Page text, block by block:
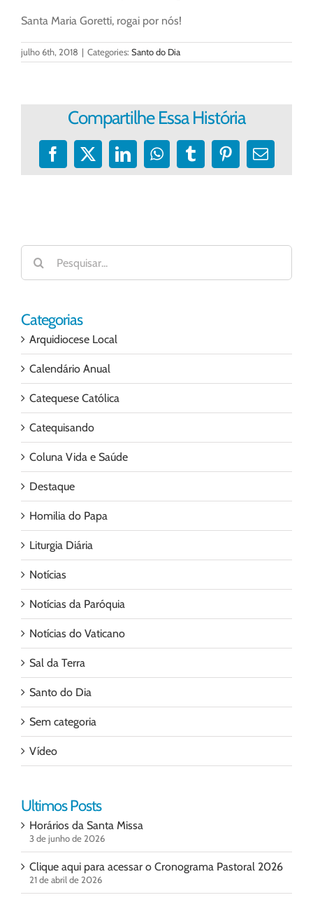
Santa Maria Goretti, rogai por nós!
julho 6th, 2018 | Categories: Santo do Dia
Compartilhe Essa História
Facebook
X LinkedInWhatsApp
TumblrPinterest
E-
Buscar
resultados
para:
Categorias
Arquidiocese Local
Calendário Anual
Catequese Católica
Catequisando
Coluna Vida e Saúde
Destaque
Homilia do Papa
Liturgia Diária
Notícias
Notícias da Paróquia
Notícias do Vaticano
Sal da Terra
Santo do Dia
Sem categoria
Vídeo
Ultimos Posts
Horários da Santa Missa
3 de junho de 2026
Clique aqui para acessar o Cronograma Pastoral 2026
21 de abril de 2026